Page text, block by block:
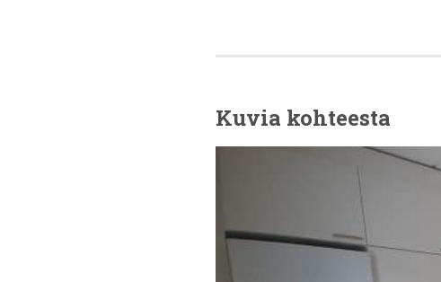
Kuvia kohteesta